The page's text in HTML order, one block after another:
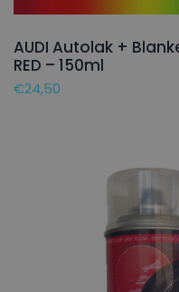
AUDI Autolak +
RED – 150ml
€24,50